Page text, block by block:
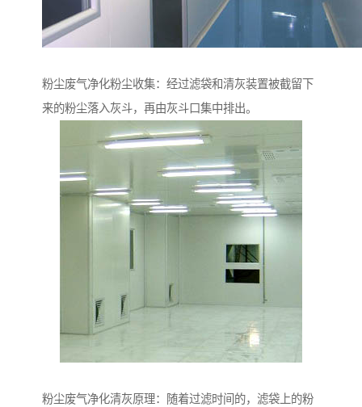
粉尘废气净化粉尘收集：经过滤袋和清灰装置被截留下
来的粉尘落入灰斗，再由灰斗口集中排出。
粉尘废气净化清灰原理：随着过滤时间的，滤袋上的粉